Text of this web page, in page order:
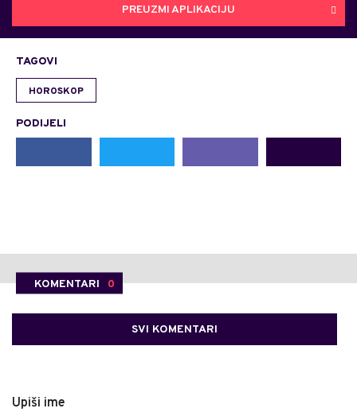
PREUZMI APLIKACIJU
TAGOVI
HOROSKOP
PODIJELI
KOMENTARI 0
SVI KOMENTARI
Upiši ime